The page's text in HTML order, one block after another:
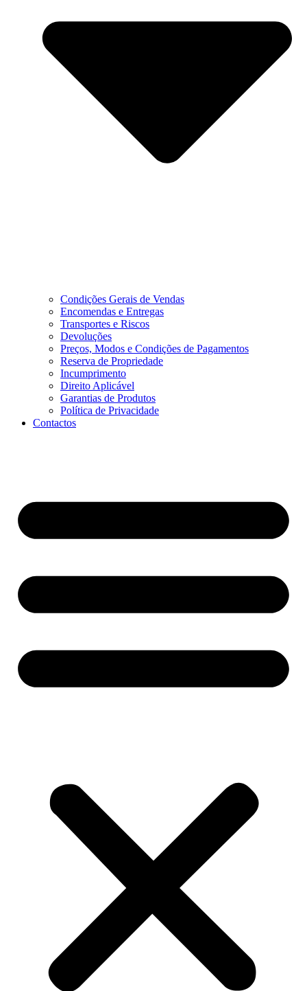
Condições Gerais de Vendas
Encomendas e Entregas
Transportes e Riscos
Devoluções
Preços, Modos e Condições de Pagamentos
Reserva de Propriedade
Incumprimento
Direito Aplicável
Garantias de Produtos
Política de Privacidade
Contactos